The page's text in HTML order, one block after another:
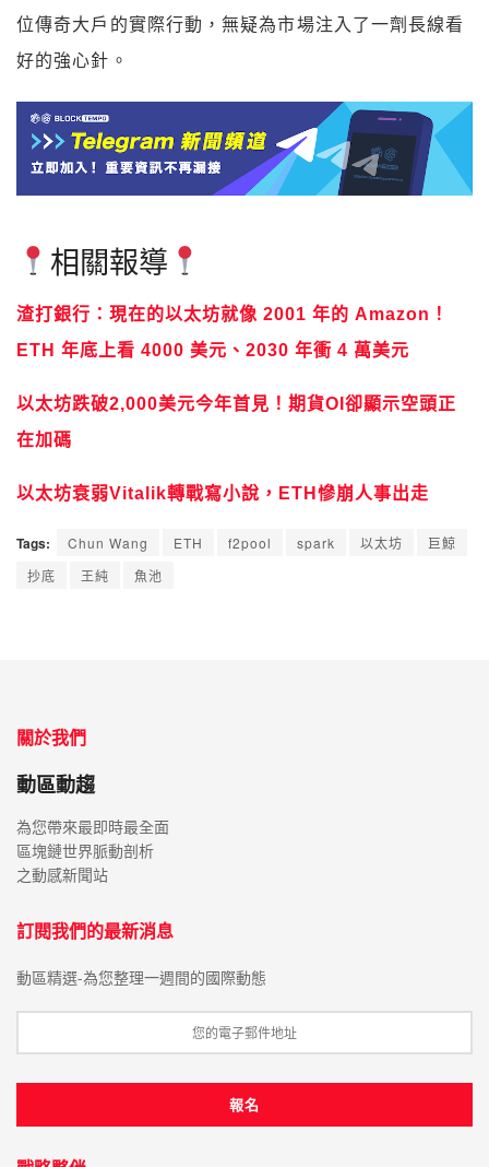
位傳奇大戶的實際行動，無疑為市場注入了一劑長線看
好的強心針。
相關報導
渣打銀行：現在的以太坊就像 2001 年的 Amazon！
ETH 年底上看 4000 美元、2030 年衝 4 萬美元
以太坊跌破2,000美元今年首見！期貨OI卻顯示空頭正
在加碼
以太坊衰弱Vitalik轉戰寫小說，ETH慘崩人事出走
Tags: Chun Wang ETH f2pool spark 以太坊
巨鯨
抄底
王純 魚池
關於我們
動區動趨
為您帶來最即時最全面
區塊鏈世界脈動剖析
之動感新聞站
訂閱我們的最新消息
動區精選-為您整理一週間的國際動態